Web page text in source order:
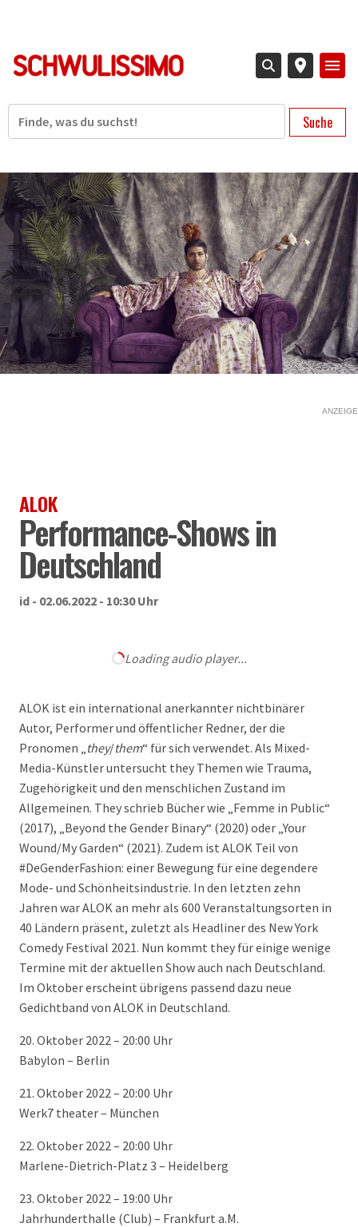
Suche
ANZEIGE
ALOK
Performance-Shows in
Deutschland
id - 02.06.2022 - 10:30 Uhr
Loading audio player...
ALOK ist ein international anerkannter nichtbinärer
Autor, Performer und öffentlicher Redner, der die
Pronomen „they/them“ für sich verwendet. Als Mixed-
Media-Künstler untersucht they Themen wie Trauma,
Zugehörigkeit und den menschlichen Zustand im
Allgemeinen. They schrieb Bücher wie „Femme in Public“
(2017), „Beyond the Gender Binary“ (2020) oder „Your
Wound/My Garden“ (2021). Zudem ist ALOK Teil von
#DeGenderFashion: einer Bewegung für eine degendere
Mode- und Schönheitsindustrie. In den letzten zehn
Jahren war ALOK an mehr als 600 Veranstaltungsorten in
40 Ländern präsent, zuletzt als Headliner des New York
Comedy Festival 2021. Nun kommt they für einige wenige
Termine mit der aktuellen Show auch nach Deutschland.
Im Oktober erscheint übrigens passend dazu neue
Gedichtband von ALOK in Deutschland.
20. Oktober 2022 – 20:00 Uhr
Babylon – Berlin
21. Oktober 2022 – 20:00 Uhr
Werk7 theater – München
22. Oktober 2022 – 20:00 Uhr
Marlene-Dietrich-Platz 3 – Heidelberg
23. Oktober 2022 – 19:00 Uhr
Jahrhunderthalle (Club) – Frankfurt a.M.